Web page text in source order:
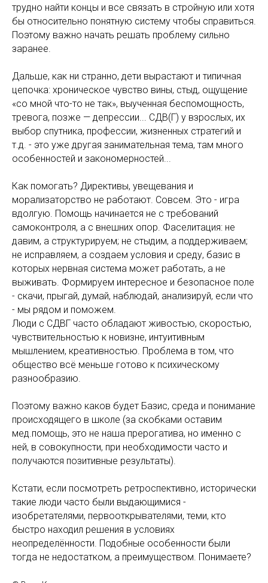
трудно найти концы и все связать в стройную или хотя
бы относительно понятную систему чтобы справиться.
Поэтому важно начать решать проблему сильно
заранее.
Дальше, как ни странно, дети вырастают и типичная
цепочка: хроническое чувство вины, стыд, ощущение
«со мной что-то не так», выученная беспомощность,
тревога, позже — депрессии... СДВ(Г) у взрослых, их
выбор спутника, профессии, жизненных стратегий и
т.д. - это уже другая занимательная тема, там много
особенностей и закономерностей...
Как помогать? Директивы, увещевания и
морализаторство не работают. Совсем. Это - игра
вдолгую. Помощь начинается не с требований
самоконтроля, а с внешних опор. Фаселитация: не
давим, а структурируем; не стыдим, а поддерживаем;
не исправляем, а создаем условия и среду, базис в
которых нервная система может работать, а не
выживать. Формируем интересное и безопасное поле
- скачи, прыгай, думай, наблюдай, анализируй, если что
- мы рядом и поможем.
Люди с СДВГ часто обладают живостью, скоростью,
чувствительностью к новизне, интуитивным
мышлением, креативностью. Проблема в том, что
общество всё меньше готово к психическому
разнообразию.
Поэтому важно каков будет Базис, среда и понимание
происходящего в школе (за скобками оставим
мед.помощь, это не наша прерогатива, но именно с
ней, в совокупности, при необходимости часто и
получаются позитивные результаты).
Кстати, если посмотреть ретроспективно, исторически
такие люди часто были выдающимися -
изобретателями, первооткрывателями, теми, кто
быстро находил решения в условиях
неопределённости. Подобные особенности были
тогда не недостатком, а преимуществом. Понимаете?